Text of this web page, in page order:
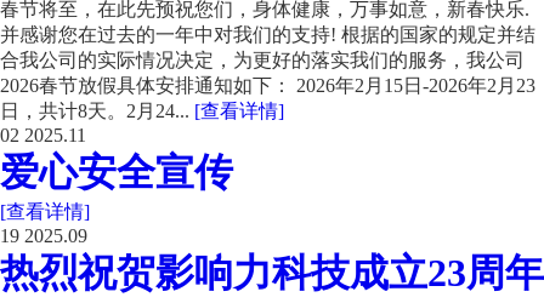
春节将至，在此先预祝您们，身体健康，万事如意，新春快乐.
并感谢您在过去的一年中对我们的支持! 根据的国家的规定并结
合我公司的实际情况决定，为更好的落实我们的服务，我公司
2026春节放假具体安排通知如下： 2026年2月15日-2026年2月23
日，共计8天。2月24... [查看详情]
02 2025.11
爱心安全宣传
[查看详情]
19 2025.09
热烈祝贺影响力科技成立23周年